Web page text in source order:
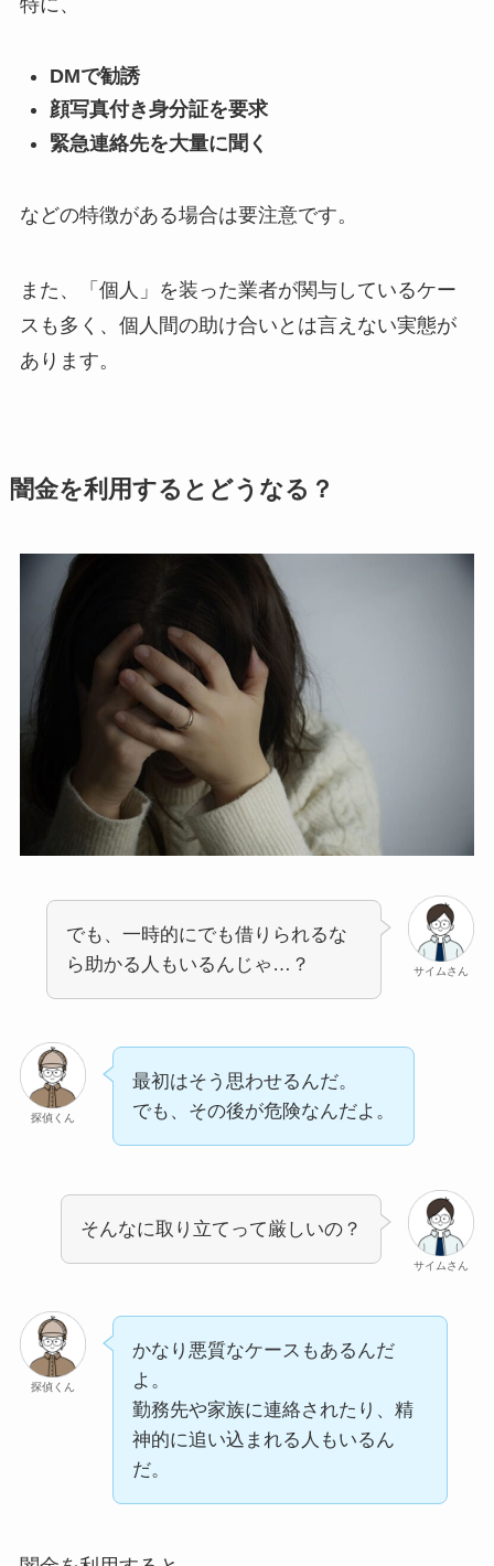
特に、
DMで勧誘
顔写真付き身分証を要求
緊急連絡先を大量に聞く
などの特徴がある場合は要注意です。
また、「個人」を装った業者が関与しているケー
スも多く、個人間の助け合いとは言えない実態が
あります。
闇金を利用するとどうなる？
サイムさん
でも、一時的にでも借りられるな
ら助かる人もいるんじゃ…？
探偵くん
最初はそう思わせるんだ。
でも、その後が危険なんだよ。
サイムさん
そんなに取り立てって厳しいの？
探偵くん
かなり悪質なケースもあるんだ
よ。
勤務先や家族に連絡されたり、精
神的に追い込まれる人もいるん
だ。